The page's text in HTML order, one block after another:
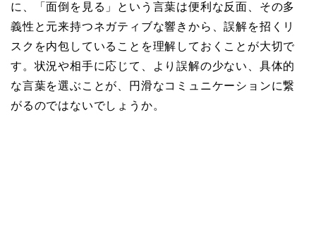
に、「面倒を見る」という言葉は便利な反面、その多
義性と元来持つネガティブな響きから、誤解を招くリ
スクを内包していることを理解しておくことが大切で
す。状況や相手に応じて、より誤解の少ない、具体的
な言葉を選ぶことが、円滑なコミュニケーションに繋
がるのではないでしょうか。